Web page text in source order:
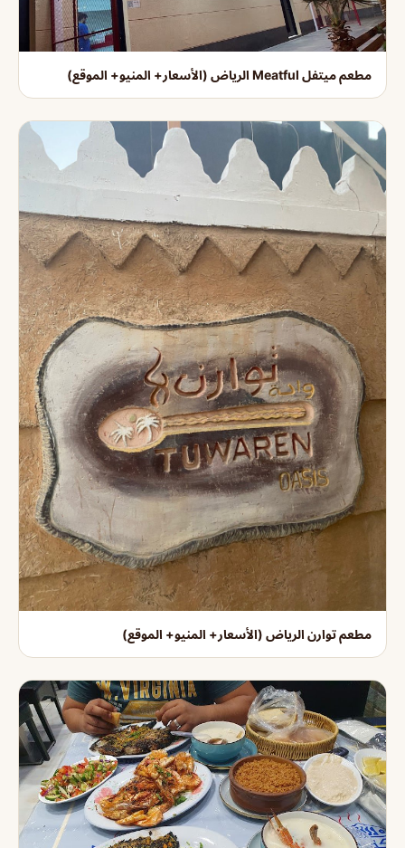
مطعم ميتفل Meatful الرياض (الأسعار+ المنيو+ الموقع)
مطعم توارن الرياض (الأسعار+ المنيو+ الموقع)